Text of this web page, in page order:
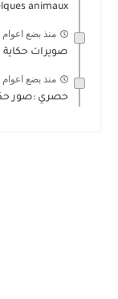
animaux.
منذ بضع اعوام
صويرات
منذ بضع اعوام
حصري :صور